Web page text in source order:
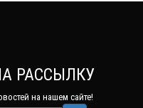
РАССЫЛКУ
на нашем сайте!